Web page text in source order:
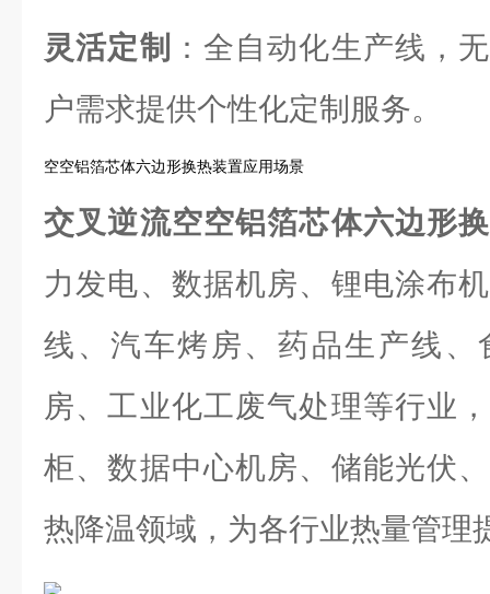
灵活定制
：全自动化生产线，
户需求提供个性化定制服务。
空空铝箔芯体六边形换热装置应用场景
交叉逆流空空铝箔芯体六边形
力发电、数据机房、锂电涂布
线、汽车烤房、药品生产线、
房、工业化工废气处理等行业
柜、数据中心机房、储能光伏
热降温领域，为各行业热量管理